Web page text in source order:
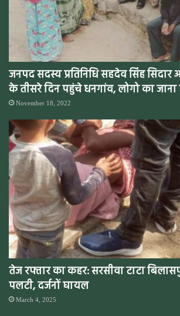
जनपद सदस्य प्रतिनिधि सहदेव सिंह
के तीसरे दिन पहुंचे धनगांव, लोगो का
November 18, 2022
तेज रफ्तार का कहर: सरसीवा टाटा
पलटी, दर्जनों घायल
March 4, 2025